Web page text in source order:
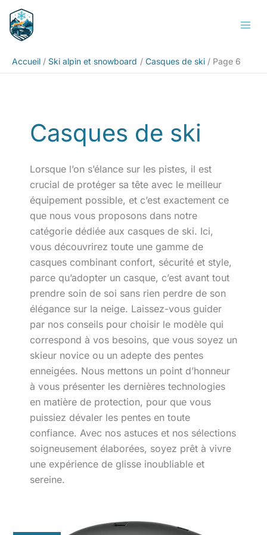
contenu
Accueil Ski alpin et snowboard Casques de ski Page 6
Casques de ski
Lorsque l’on s’élance sur les pistes, il est
crucial de protéger sa tête avec le meilleur
équipement possible, et c’est exactement ce
que nous vous proposons dans notre
catégorie dédiée aux casques de ski. Ici,
vous découvrirez toute une gamme de
casques combinant confort, sécurité et style,
parce qu’adopter un casque, c’est avant tout
prendre soin de soi sans rien perdre de son
élégance sur la neige. Laissez-vous guider
par nos conseils pour choisir le modèle qui
correspond à vos besoins, que vous soyez un
skieur novice ou un adepte des pentes
enneigées. Nous mettons un point d’honneur
à vous présenter les dernières technologies
en matière de protection, pour que vous
puissiez dévaler les pentes en toute
confiance. Avec nos astuces et nos sélections
soigneusement élaborées, soyez prêt à vivre
une expérience de glisse inoubliable et
sereine.
Rechercher